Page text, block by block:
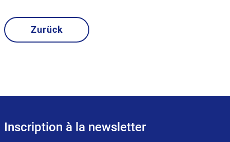
Zurück
Inscription à la newsletter